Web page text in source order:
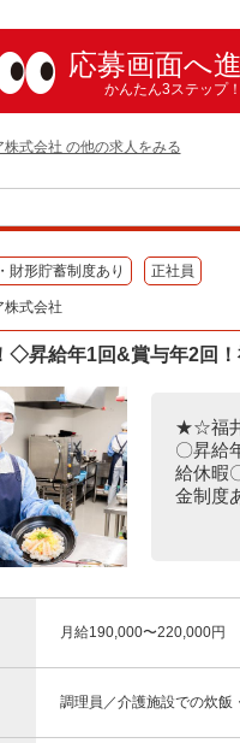
応募画面へ
かんたん3ステップ！
式会社 の他の求人をみる
財形貯蓄制度あり 正社員
株式会社
◇昇給年1回&賞与年2回
★☆福
〇昇給
給休暇
金制度
月給190,000〜220,000
調理員／介護施設での炊飯